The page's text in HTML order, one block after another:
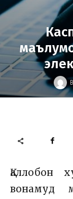
Қаллобон
вонамуд